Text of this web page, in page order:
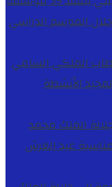
الموسم الدراسي
الملكي السامي
الأنشطة
الملك محمد
عيد العرش